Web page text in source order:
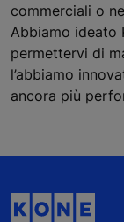
commerciali o
Abbiamo ideato
permettervi di
l’abbiamo
ancora più